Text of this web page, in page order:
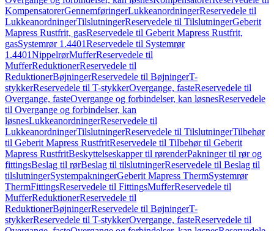
KompensatorerGennemføringerLukkeanordningerReservedele til
LukkeanordningerTilslutningerReservedele til TilslutningerGeberit
Mapress Rustfrit, gasReservedele til Geberit Mapress Rustfrit,
gasSystemrør 1.4401Reservedele til Systemrør
1.4401NippelrørMufferReservedele til
MufferReduktionerReservedele til
ReduktionerBøjningerReservedele til BøjningerT-
stykkerReservedele til T-stykkerOvergange, fasteReservedele til
Overgange, fasteOvergange og forbindelser, kan løsnesReservedele
til Overgange og forbindelser, kan
løsnesLukkeanordningerReservedele til
LukkeanordningerTilslutningerReservedele til TilslutningerTilbehør
til Geberit Mapress RustfritReservedele til Tilbehør til Geberit
Mapress RustfritBeskyttelseskapper til rørenderPakninger til rør og
fittingsBeslag til rørBeslag til tilslutningerReservedele til Beslag til
tilslutningerSystempakningerGeberit Mapress ThermSystemrør
ThermFittingsReservedele til FittingsMufferReservedele til
MufferReduktionerReservedele til
ReduktionerBøjningerReservedele til BøjningerT-
stykkerReservedele til T-stykkerOvergange, fasteReservedele til